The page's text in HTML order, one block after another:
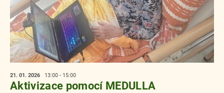
21. 01. 2026 13:00 - 15:00
Aktivizace pomocí MEDULLA